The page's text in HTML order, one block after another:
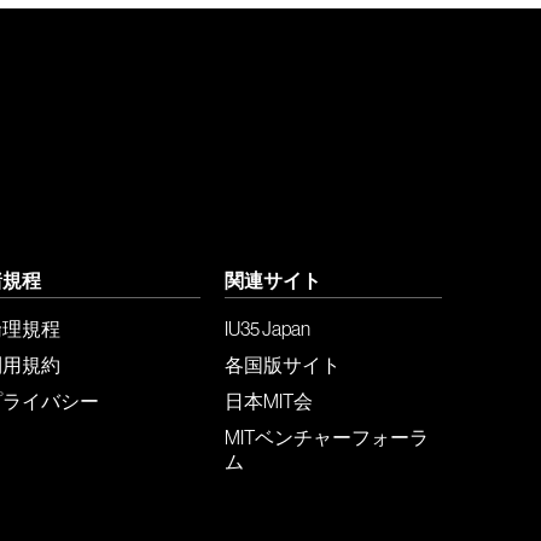
程
規程
規約
イバシー
関連サイト
IU35 Japan
各国版サイト
日本MIT会
MITベンチャーフォーラ
ム